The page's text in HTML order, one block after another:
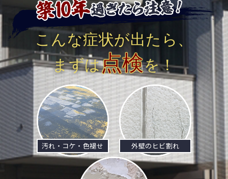
ョ
ン
こんな症状が出たら、
まずは点検を！
汚れ・コケ・色褪せ 外壁のヒビ割れ